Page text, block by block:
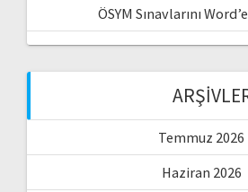
ÖSYM Sınavlarını
Temmuz 2026
Haziran 2026